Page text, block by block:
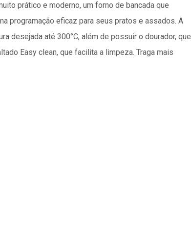
prático e moderno, um forno de bancada que
programação eficaz para seus pratos e assados. A
desejada até 300°C, além de possuir o dourador, que
Easy clean, que facilita a limpeza. Traga mais